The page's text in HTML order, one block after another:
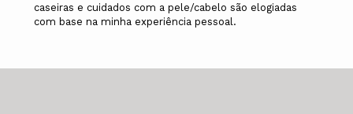
caseiras e cuidados com a pele/cabelo são elogiadas
com base na minha experiência pessoal.